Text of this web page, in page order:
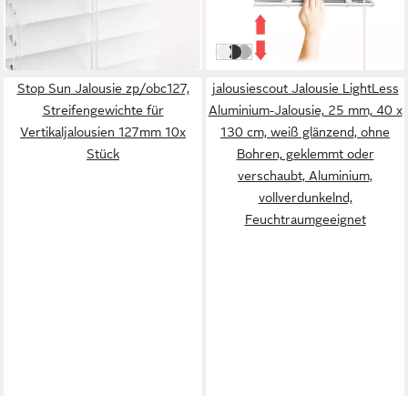
in 6-8 Werktagen bei dir
Weiß
Schwarz
Silber
Stop Sun Jalousie zp/obc127,
Streifengewichte für
Vertikaljalousien 127mm 10x
Stück
jalousiescout Jalousie LightLess
Aluminium-Jalousie, 25 mm, 40 x
130 cm, weiß glänzend, ohne
Bohren, geklemmt oder
verschaubt, Aluminium,
vollverdunkelnd,
Feuchtraumgeeignet